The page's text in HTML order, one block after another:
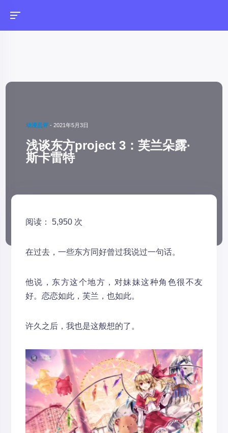
动漫乱评 -2021年5月3日
浅谈东方project 3：芙兰朵露·
斯卡雷特
阅读： 5,950 次
在过去，一些东方同好曾过我说过一句话。
他说，东方这个地方，对妹妹这种角色很不友
好。恋恋如此，芙兰，也如此。
许久之后，我也是这般想的了。